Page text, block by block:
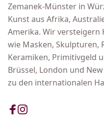
Zemanek-Münster in
Kunst aus Afrika,
Amerika. Wir versteigern
wie Masken, Skulpturen,
Keramiken, Primitivgeld
Brüssel, London und
zu den internationalen